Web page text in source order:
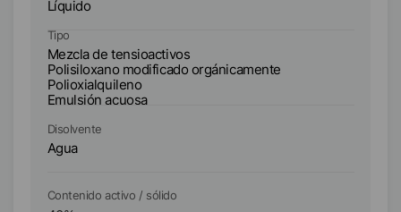
Líquido
Tipo
Mezcla de tensioactivos
Polisiloxano modificado orgánicamente
Polioxialquileno
Emulsión acuosa
Disolvente
Agua
Contenido activo / sólido